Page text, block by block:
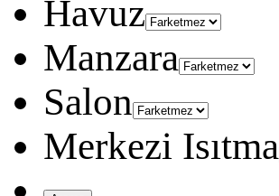
Havuz
Manzara
Salon
Merkezi Isıtma